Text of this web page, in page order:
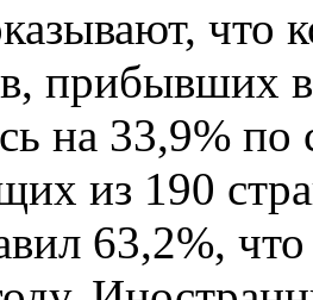
что
прибывших в
на 33,9%
из 190
63,2%,